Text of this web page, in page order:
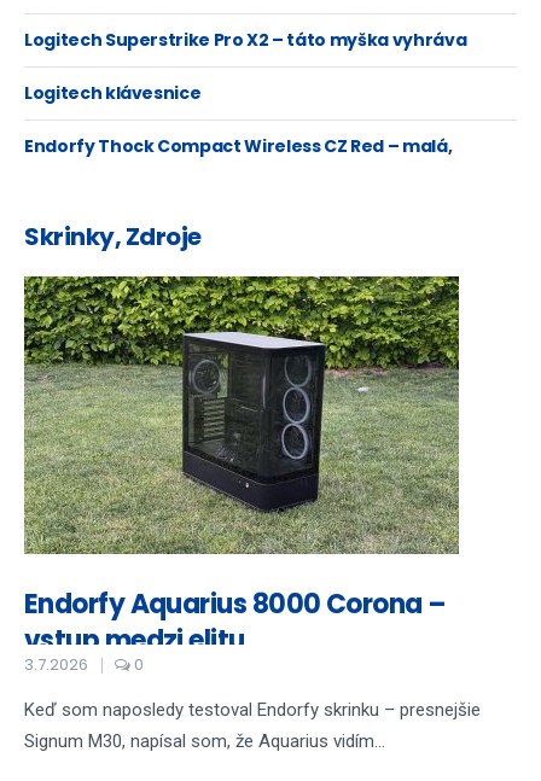
Logitech Superstrike Pro X2 – táto myška vyhráva
súboje…aj srdcia...
Logitech klávesnice
Endorfy Thock Compact Wireless CZ Red – malá,
Skrinky, Zdroje
Endorfy Aquarius 8000 Corona –
vstup medzi elitu
3.7.2026 0
Keď som naposledy testoval Endorfy skrinku – presnejšie
Signum M30, napísal som, že Aquarius vidím...